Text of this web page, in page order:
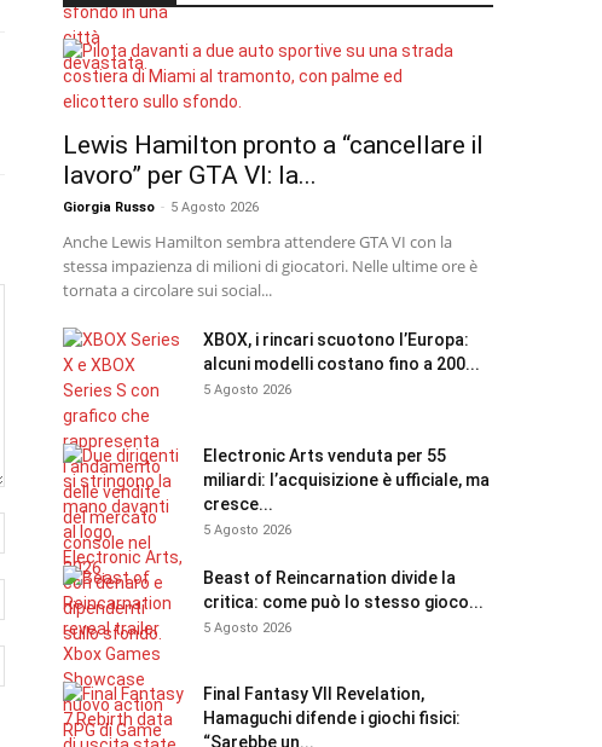
Lewis Hamilton pronto a “cancellare il
lavoro” per GTA VI: la...
Giorgia Russo - 5 Agosto 2026
Anche Lewis Hamilton sembra attendere GTA VI con la
stessa impazienza di milioni di giocatori. Nelle ultime ore è
tornata a circolare sui social...
XBOX, i rincari scuotono l’Europa:
alcuni modelli costano fino a 200...
5 Agosto 2026
Electronic Arts venduta per 55
miliardi: l’acquisizione è ufficiale, ma
cresce...
5 Agosto 2026
Beast of Reincarnation divide la
critica: come può lo stesso gioco...
5 Agosto 2026
Final Fantasy VII Revelation,
Hamaguchi difende i giochi fisici:
“Sarebbe un...